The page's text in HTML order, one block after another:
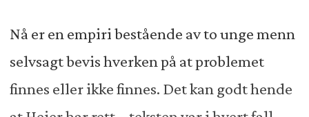
Nå er en empiri bestående av to unge menn
selvsagt bevis hverken på at problemet
finnes eller ikke finnes. Det kan godt hende